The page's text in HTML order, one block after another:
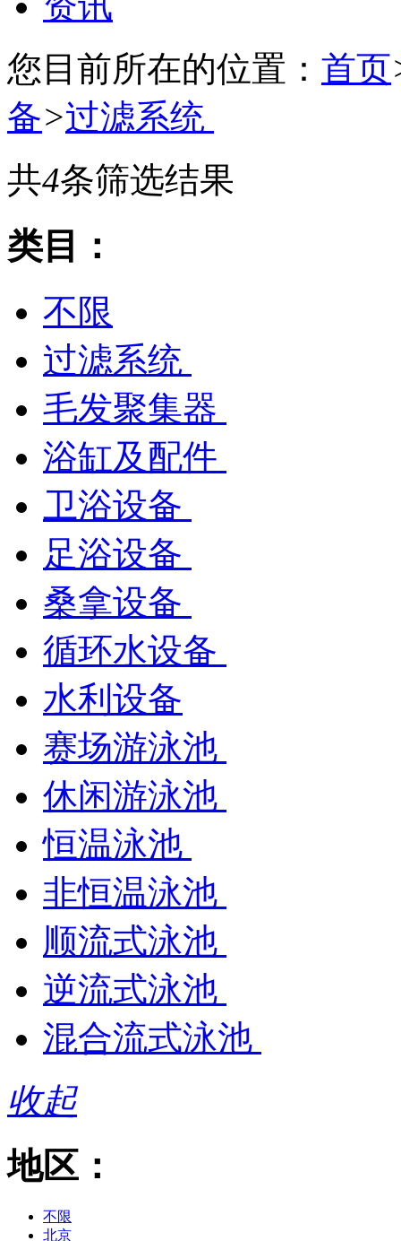
您目前所在的位置： 首页
备>过滤系统
共4条筛选结果
类目：
不限
过滤系统
毛发聚集器
浴缸及配件
卫浴设备
足浴设备
桑拿设备
循环水设备
水利设备
赛场游泳池
休闲游泳池
恒温泳池
非恒温泳池
顺流式泳池
逆流式泳池
混合流式泳池
收起
地区：
不限
北京